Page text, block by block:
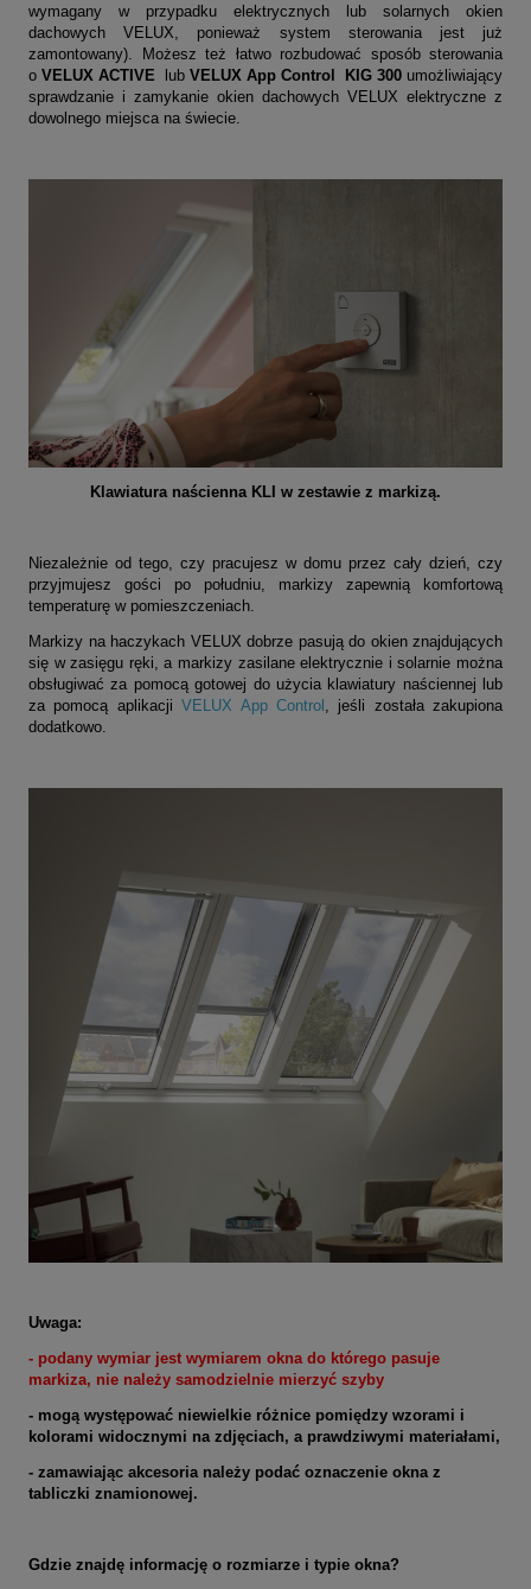
wymagany w przypadku elektrycznych lub solarnych okien
dachowych VELUX, ponieważ system sterowania jest już
zamontowany). Możesz też łatwo rozbudować sposób sterowania
o VELUX ACTIVE lub VELUX App Control KIG 300 umożliwiający
sprawdzanie i zamykanie okien dachowych VELUX elektryczne z
dowolnego miejsca na świecie.
Klawiatura naścienna KLI w zestawie z markizą.
Niezależnie od tego, czy pracujesz w domu przez cały dzień, czy
przyjmujesz gości po południu, markizy zapewnią komfortową
temperaturę w pomieszczeniach.
Markizy na haczykach VELUX dobrze pasują do okien znajdujących
się w zasięgu ręki, a markizy zasilane elektrycznie i solarnie można
obsługiwać za pomocą gotowej do użycia klawiatury naściennej lub
za pomocą aplikacjiVELUX App Control , jeśli została zakupiona
dodatkowo.
Uwaga:
- podany wymiar jest wymiarem okna do którego pasuje
markiza, nie należy samodzielnie mierzyć szyby
- mogą występować niewielkie różnice pomiędzy wzorami i
kolorami widocznymi na zdjęciach, a prawdziwymi materiałami,
- zamawiając akcesoria należy podać oznaczenie okna z
tabliczki znamionowej.
Gdzie znajdę informację o rozmiarze i typie okna?